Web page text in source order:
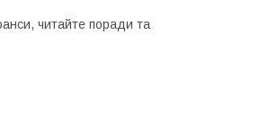
читайте поради та